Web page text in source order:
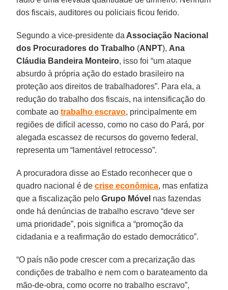
dos fiscais, auditores ou policiais ficou ferido.
Segundo a vice-presidente da Associação Nacional
dos Procuradores do Trabalho (ANPT), Ana
Cláudia Bandeira Monteiro, isso foi “um ataque
absurdo à própria ação do estado brasileiro na
proteção aos direitos de trabalhadores”. Para ela, a
redução do trabalho dos fiscais, na intensificação do
combate aotrabalho escravo, principalmente em
regiões de difícil acesso, como no caso do Pará, por
alegada escassez de recursos do governo federal,
representa um “lamentável retrocesso”.
A procuradora disse ao Estado reconhecer que o
quadro nacional é decrise econômica, mas enfatiza
que a fiscalização peloGrupo Móvel nas fazendas
onde há denúncias de trabalho escravo “deve ser
uma prioridade”, pois significa a “promoção da
cidadania e a reafirmação do estado democrático”.
“O país não pode crescer com a precarização das
condições de trabalho e nem com o barateamento da
mão-de-obra, como ocorre no trabalho escravo”,